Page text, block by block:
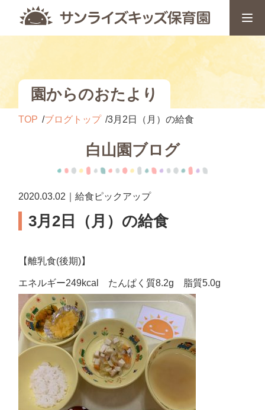
園からのおたより
TOP ブログトップ 3月2日（月）の給食
白山園ブログ
2020.03.02｜給食ピックアップ
3月2日（月）の給食
【離乳食(後期)】
エネルギー249kcal たんぱく質8.2g 脂質5.0g